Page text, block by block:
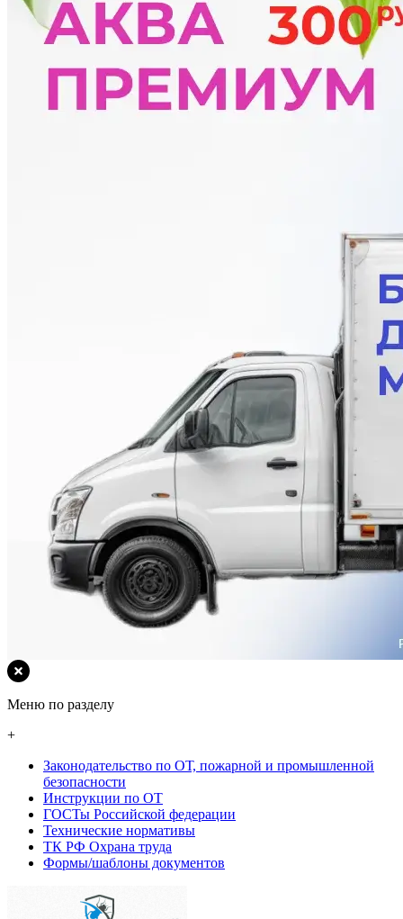
Меню по разделу
+
Законодательство по ОТ, пожарной и промышленной
безопасности
Инструкции по ОТ
ГОСТы Российской федерации
Технические нормативы
ТК РФ Охрана труда
Формы/шаблоны документов